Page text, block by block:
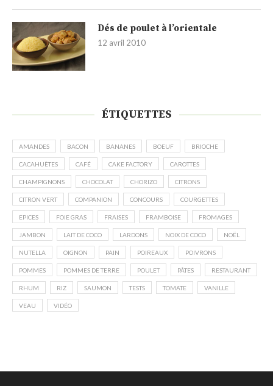
Dés de poulet à l’orientale
12 avril 2010
ÉTIQUETTES
AMANDES BACON BANANES BOEUF BRIOCHE
CACAHUÈTES CAFÉ CAKE FACTORY CAROTTES
CHAMPIGNONS CHOCOLAT CHORIZO CITRONS
CITRON VERT COMPANION CONCOURS COURGETTES
EPICES FOIE GRAS FRAISES FRAMBOISE FROMAGES
JAMBON LAIT DE COCO LARDONS NOIX DE COCO NOËL
NUTELLA OIGNON PAIN POIREAUX POIVRONS
POMMES POMMES DE TERRE POULET PÂTES RESTAURANT
RHUM RIZ SAUMON TESTS TOMATE VANILLE
VEAU VIDÉO